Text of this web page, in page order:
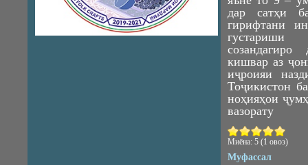
дар сатҳи
гирифтани
кишвар аз
иҷроияи
Тоҷикистон
ноҳияҳои
вазорату
Миёна: 5 (1 овоз)
Муфассал